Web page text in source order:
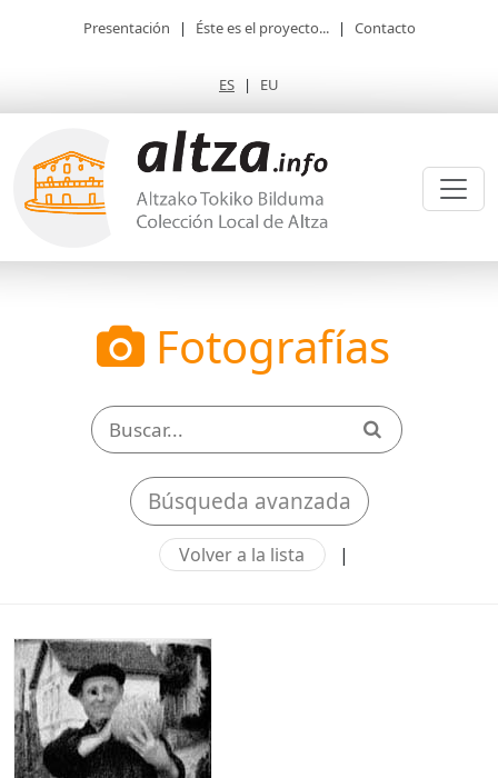
Presentación | Éste es el proyecto... | Contacto
ES | EU
Fotografías
Búsqueda avanzada
Volver a la lista |